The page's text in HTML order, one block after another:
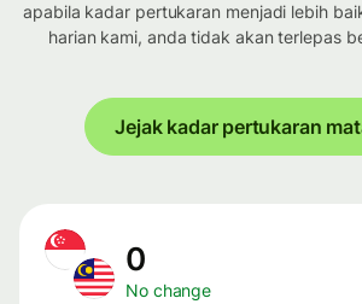
apabila kadar pertukaran menjadi lebih
harian kami, anda tidak akan terlepas
Jejak kadar pertukaran
0
No change